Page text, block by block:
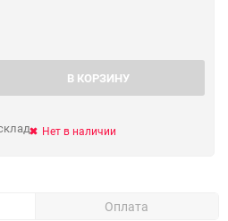
В КОРЗИНУ
Нет в наличии
Оплата